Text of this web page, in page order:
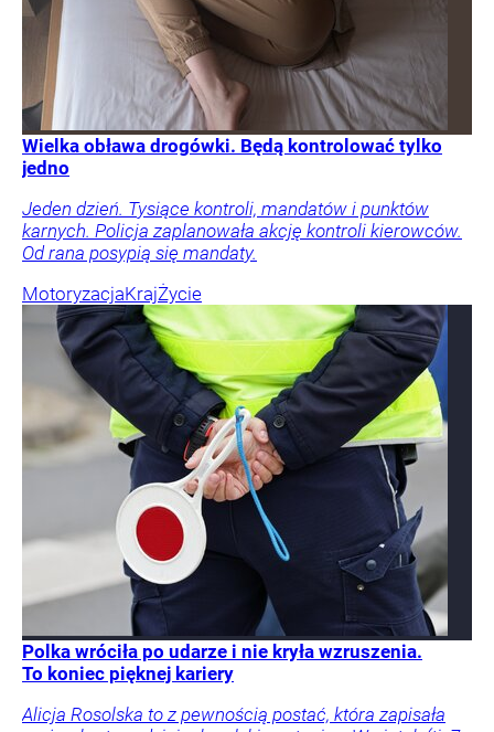
Wielka obława drogówki. Będą kontrolować tylko
jedno
Jeden dzień. Tysiące kontroli, mandatów i punktów
karnych. Policja zaplanowała akcję kontroli kierowców.
Od rana posypią się mandaty.
MotoryzacjaKrajŻycie
Polka wróciła po udarze i nie kryła wzruszenia.
To koniec pięknej kariery
Alicja Rosolska to z pewnością postać, która zapisała